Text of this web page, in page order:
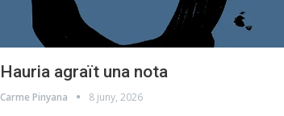
Hauria agraït una nota
Carme Pinyana 8 juny, 2026